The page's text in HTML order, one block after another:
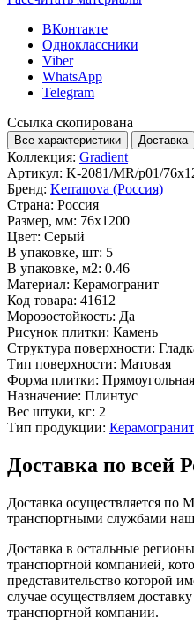
ВКонтакте
Одноклассники
Viber
WhatsApp
Telegram
Ссылка скопирована
Все характеристики Доставка
Коллекция: Gradient
Артикул: K-2081/MR/p01/
Бренд: Kerranova (Россия)
Страна: Россия
Размер, мм: 76x1200
Цвет: Серый
В упаковке, шт: 5
В упаковке, м2: 0.46
Материал: Керамогранит
Код товара: 41612
Морозостойкость: Да
Рисунок плитки: Камень
Структура поверхности:
Тип поверхности: Матовая
Форма плитки: Прямоугольная
Назначение: Плинтус
Вес штуки, кг: 2
Тип продукции: Керамогранит
Доставка по всей
Доставка осуществляется по
транспортными службами
Доставка в остальные
транспортной компанией,
представительство которой
случае осуществляем
транспортной компании.